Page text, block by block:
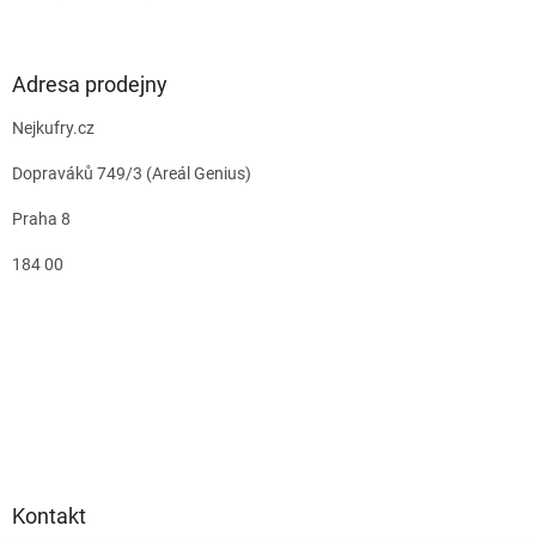
Adresa prodejny
Nejkufry.cz
Dopraváků 749/3 (Areál Genius)
Praha 8
184 00
Kontakt